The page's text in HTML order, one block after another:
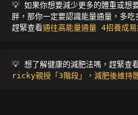
💡 如果你想要減少更多的體重或想
胖，那你一定要認識能量通量，多吃
趕緊查看通往高能量通量 4招養成
💡 想了解健康的減肥法嗎，趕緊查
ricky親授「3階段」，減肥後維持